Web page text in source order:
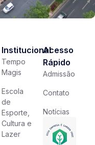
Institucional
Tempo
Magis
Escola
de
Esporte,
Cultura e
Lazer
Acesso
Rápido
Admissão
Contato
Notícias